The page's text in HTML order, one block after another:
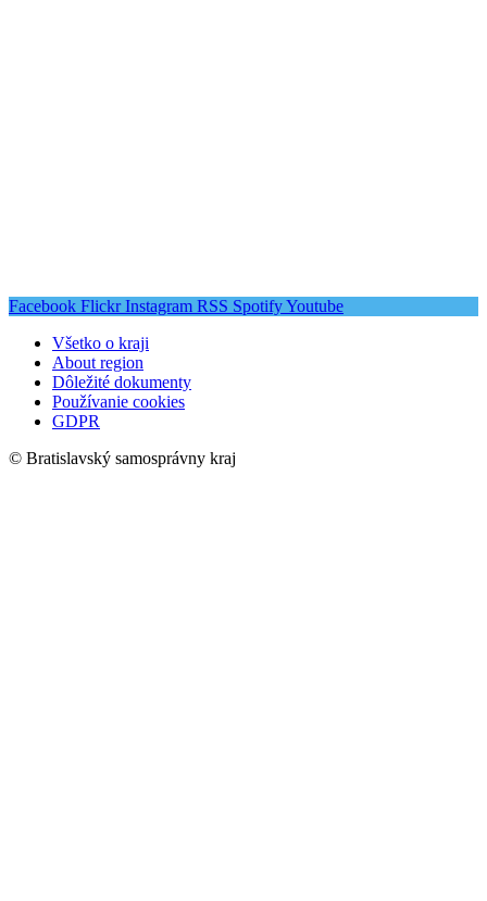
Facebook Flickr Instagram RSS SpotifyYoutube
Všetko o kraji
About region
Dôležité dokumenty
Používanie cookies
GDPR
© Bratislavský samosprávny kraj